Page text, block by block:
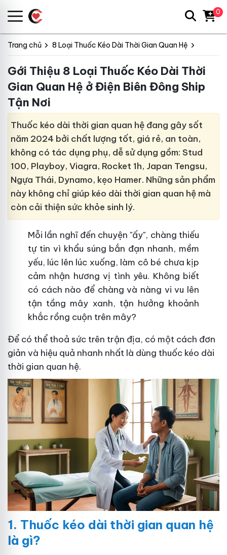
Trang chủ 8 Loại Thuốc Kéo Dài Thời Gian Quan Hệ
Gới Thiệu 8 Loại Thuốc Kéo Dài Thời
Gian Quan Hệ ở Điện Biên Đông Ship
Tận Nơi
Thuốc kéo dài thời gian quan hệ đang gây sốt
năm 2024 bởi chất lượng tốt, giá rẻ, an toàn,
không có tác dụng phụ, dễ sử dụng gồm: Stud
100, Playboy, Viagra, Rocket 1h, Japan Tengsu,
Ngựa Thái, Dynamo, kẹo Hamer. Những sản phẩm
này không chỉ giúp kéo dài thời gian quan hệ mà
còn cải thiện sức khỏe sinh lý.
Mỗi lần nghĩ đến chuyện "ấy", chàng thiếu
tự tin vì khẩu súng bắn đạn nhanh, mềm
yếu, lúc lên lúc xuống, làm cô bé chưa kịp
cảm nhận hương vị tình yêu. Không biết
có cách nào để chàng và nàng vi vu lên
tận tầng mây xanh, tận hưởng khoảnh
khắc rồng cuộn trên mây?
Để có thể thoả sức trên trận địa, có một cách đơn
giản và hiệu quả nhanh nhất là dùng thuốc kéo dài
thời gian quan hệ.
1. Thuốc kéo dài thời gian quan hệ
là gì?
0